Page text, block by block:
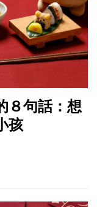
８句話：想
孩